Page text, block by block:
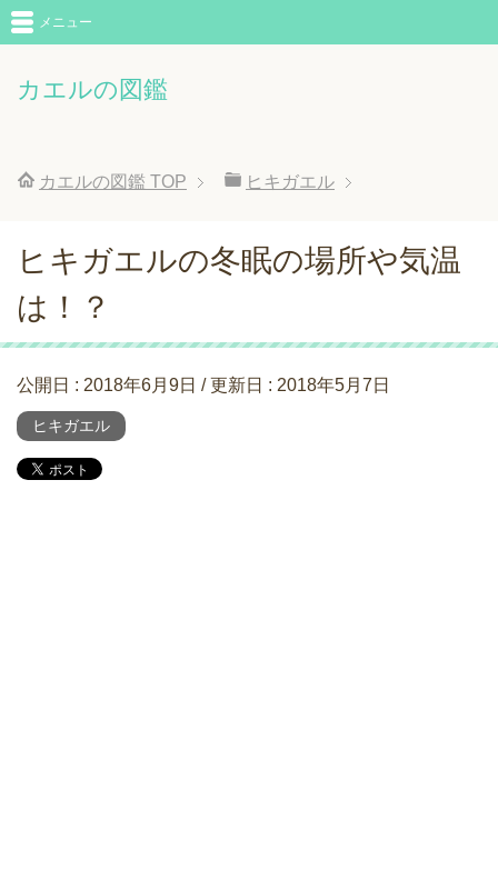
カエルの図鑑
メニュー
カエルの図鑑 TOP ヒキガエル
ヒキガエルの冬眠の場所や気温
は！？
公開日 : 2018年6月9日 / 更新日 : 2018年5月7日
ヒキガエル